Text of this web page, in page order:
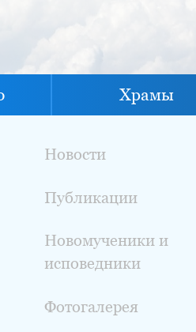
Храмы
Новости
Публикации
Новомученики и
исповедники
Фотогалерея